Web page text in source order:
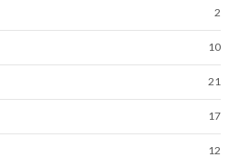
2
10
21
17
12